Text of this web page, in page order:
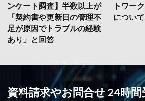
ンケート調査】半数以上が
「契約書や更新日の管理不
足が原因でトラブルの経験
あり」と回答
トワー
について
資料請求やお問合せ 24時間